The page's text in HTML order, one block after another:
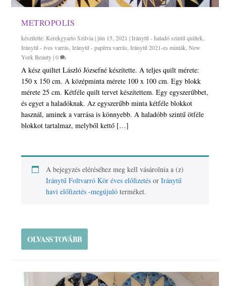
METROPOLIS
készítette:Kerekgyarto Szilvia| jún 15, 2021 |Iránytű - haladó szintű quiltek
Iránytű - íves varrás ,Iránytű - papírra varrás ,Iránytű 2021-es minták ,New
York Beauty|0
A kész quiltet László Józsefné készítette. A teljes quilt mérete:
150 x 150 cm. A középminta mérete 100 x 100 cm. Egy blokk
mérete 25 cm. Kétféle quilt tervet készítettem. Egy egyszerűbbet,
és egyet a haladóknak. Az egyszerűbb minta kétféle blokkot
használ, aminek a varrása is könnyebb. A haladóbb szintű ötféle
blokkot tartalmaz, melyből kettő […]
A bejegyzés eléréséhez meg kell vásárolnia a (z)
Iránytű Foltvarró Kör éves előfizetés orIránytű
havi előfizetés -megújuló terméket.
OLVASS TOVÁBB